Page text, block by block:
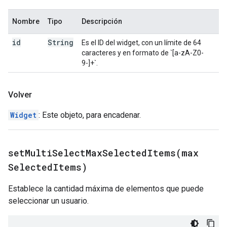
Nombre Tipo Descripción
id String
Es el ID del widget, con un límite de 64
caracteres y en formato de `[a-zA-Z0-
9-]+`.
Volver
Widget : Este objeto, para encadenar.
setMultiSelectMaxSelectedItems(max
SelectedItems)
Establece la cantidad máxima de elementos que puede
seleccionar un usuario.